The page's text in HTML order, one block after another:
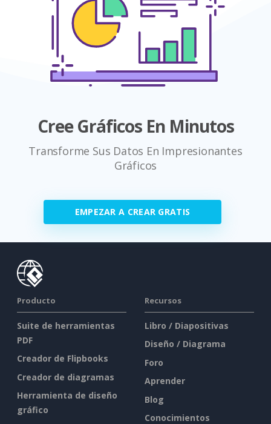
Cree Gráficos En Minutos
Transforme Sus Datos En Impresionantes
Gráficos
EMPEZAR A CREAR GRATIS
Producto
Suite de herramientas
PDF
Creador de Flipbooks
Creador de diagramas
Herramienta de diseño
gráfico
Recursos
Libro / Diapositivas
Diseño / Diagrama
Foro
Aprender
Blog
Conocimientos